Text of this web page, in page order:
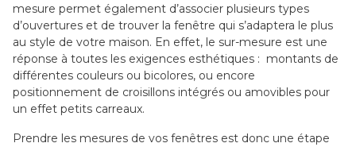
mesure permet également d’associer plusieurs types
d’ouvertures et de trouver la fenêtre qui s’adaptera le plus
au style de votre maison. En effet, le sur-mesure est une
réponse à toutes les exigences esthétiques : montants de
différentes couleurs ou bicolores, ou encore
positionnement de croisillons intégrés ou amovibles pour
un effet petits carreaux.
Prendre les mesures de vos fenêtres est donc une étape